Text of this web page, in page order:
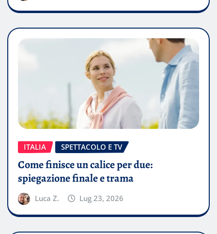
ITALIA SPETTACOLO E TV
Come finisce un calice per due:
spiegazione finale e trama
Luca Z. Lug 23, 2026